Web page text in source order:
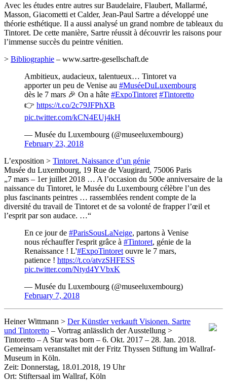
Avec les études entre autres sur Baudelaire, Flaubert, Mallarmé,
Masson, Giacometti et Calder, Jean-Paul Sartre a développé une
théorie esthétique. Il a aussi analysé un grand nombre de tableaux du
Tintoret. De cette manière, Sartre réussit à découvrir les raisons pour
l’immense succès du peintre vénitien.
> Bibliographie – www.sartre-gesellschaft.de
Ambitieux, audacieux, talentueux… Tintoret va
apporter un peu de Venise au #MuséeDuLuxembourg
dès le 7 mars 🎉 On a hâte #ExpoTintoret #Tintoretto
👉 https://t.co/2c79JFPhXB
pic.twitter.com/kCN4EUj4kH
— Musée du Luxembourg (@museeluxembourg)
February 23, 2018
L’exposition > Tintoret. Naissance d’un génie
Musée du Luxembourg, 19 Rue de Vaugirard, 75006 Paris
„7 mars – 1er juillet 2018 … A l’occasion du 500e anniversaire de la
naissance du Tintoret, le Musée du Luxembourg célèbre l’un des
plus fascinants peintres … rassemblées rendent compte de la
diversité du travail de Tintoret et de sa volonté de frapper l’œil et
l’esprit par son audace. …“
En ce jour de #ParisSousLaNeige, partons à Venise
nous réchauffer l'esprit grâce à #Tintoret, génie de la
Renaissance ! L'#ExpoTintoret ouvre le 7 mars,
patience ! https://t.co/atvzSHFESS
pic.twitter.com/Ntyd4YVbxK
— Musée du Luxembourg (@museeluxembourg)
February 7, 2018
Heiner Wittmann > Der Künstler verkauft Visionen. Sartre
und Tintoretto – Vortrag anlässlich der Ausstellung >
Tintoretto – A Star was born – 6. Okt. 2017 – 28. Jan. 2018.
Gemeinsam veranstaltet mit der Fritz Thyssen Stiftung im Wallraf-
Museum in Köln.
Zeit: Donnerstag, 18.01.2018, 19 Uhr
Ort: Stiftersaal im Wallraf, Köln